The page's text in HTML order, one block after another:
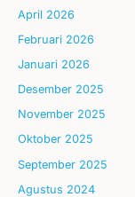
April 2026
Februari 2026
Januari 2026
Desember 2025
November 2025
Oktober 2025
September 2025
Agustus 2024